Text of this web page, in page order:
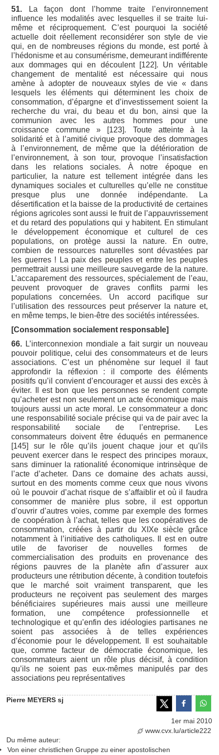
51. La façon dont l’homme traite l’environnement
influence les modalités avec lesquelles il se traite lui-
même et réciproquement. C’est pourquoi la société
actuelle doit réellement reconsidérer son style de vie
qui, en de nombreuses régions du monde, est porté à
l’hédonisme et au consumérisme, demeurant indifférente
aux dommages qui en découlent [122]. Un véritable
changement de mentalité est nécessaire qui nous
amène à adopter de nouveaux styles de vie « dans
lesquels les éléments qui déterminent les choix de
consommation, d’épargne et d’investissement soient la
recherche du vrai, du beau et du bon, ainsi que la
communion avec les autres hommes pour une
croissance commune » [123]. Toute atteinte à la
solidarité et à l’amitié civique provoque des dommages
à l’environnement, de même que la détérioration de
l’environnement, à son tour, provoque l’insatisfaction
dans les relations sociales. À notre époque en
particulier, la nature est tellement intégrée dans les
dynamiques sociales et culturelles qu’elle ne constitue
presque plus une donnée indépendante. La
désertification et la baisse de la productivité de certaines
régions agricoles sont aussi le fruit de l’appauvrissement
et du retard des populations qui y habitent. En stimulant
le développement économique et culturel de ces
populations, on protège aussi la nature. En outre,
combien de ressources naturelles sont dévastées par
les guerres ! La paix des peuples et entre les peuples
permettrait aussi une meilleure sauvegarde de la nature.
L’accaparement des ressources, spécialement de l’eau,
peuvent provoquer de graves conflits parmi les
populations concernées. Un accord pacifique sur
l’utilisation des ressources peut préserver la nature et,
en même temps, le bien-être des sociétés intéressées.
[Consommation socialement responsable]
66. L’interconnexion mondiale a fait surgir un nouveau
pouvoir politique, celui des consommateurs et de leurs
associations. C’est un phénomène sur lequel il faut
approfondir la réflexion : il comporte des éléments
positifs qu’il convient d’encourager et aussi des excès à
éviter. Il est bon que les personnes se rendent compte
qu’acheter est non seulement un acte économique mais
toujours aussi un acte moral. Le consommateur a donc
une responsabilité sociale précise qui va de pair avec la
responsabilité sociale de l’entreprise. Les
consommateurs doivent être éduqués en permanence
[145] sur le rôle qu’ils jouent chaque jour et qu’ils
peuvent exercer dans le respect des principes moraux,
sans diminuer la rationalité économique intrinsèque de
l’acte d’acheter. Dans ce domaine des achats aussi,
surtout en des moments comme ceux que nous vivons
où le pouvoir d’achat risque de s’affaiblir et où il faudra
consommer de manière plus sobre, il est opportun
d’ouvrir d’autres voies, comme par exemple des formes
de coopération à l’achat, telles que les coopératives de
consommation, créées à partir du XIXe siècle grâce
notamment à l’initiative des catholiques. Il est en outre
utile de favoriser de nouvelles formes de
commercialisation des produits en provenance des
régions pauvres de la planète afin d’assurer aux
producteurs une rétribution décente, à condition toutefois
que le marché soit vraiment transparent, que les
producteurs ne reçoivent pas seulement des marges
bénéficiaires supérieures mais aussi une meilleure
formation, une compétence professionnelle et
technologique et qu’enfin des idéologies partisanes ne
soient pas associées à de telles expériences
d’économie pour le développement. Il est souhaitable
que, comme facteur de démocratie économique, les
consommateurs aient un rôle plus décisif, à condition
qu’ils ne soient pas eux-mêmes manipulés par des
associations peu représentatives
Pierre MEYERS sj
1er mai 2010
www.cvx.lu/article222
Du même auteur:
Von einer christlichen Gruppe zu einer apostolischen